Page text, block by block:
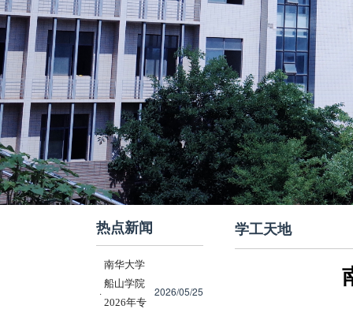
热点新闻
·
南华大学
船山学院
2026年专
2026/05/25
学工天地